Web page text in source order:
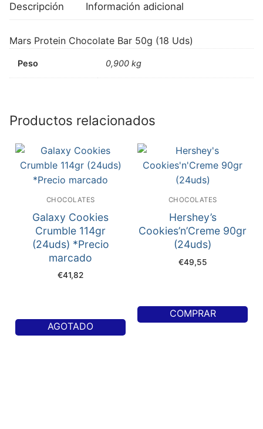
Descripción Información adicional
Mars Protein Chocolate Bar 50g (18 Uds)
Peso 0,900 kg
Productos relacionados
CHOCOLATES
Galaxy Cookies
Crumble 114gr
(24uds) *Precio
marcado
€41,82
AGOTADO
CHOCOLATES
Hershey’s
Cookies’n’Creme 90gr
(24uds)
€49,55
COMPRAR